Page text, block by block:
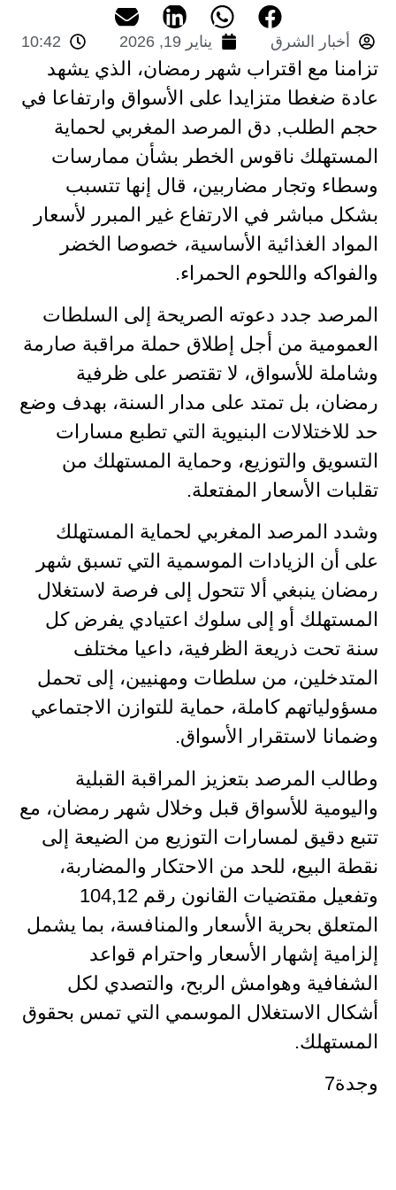
أخبار الشرق يناير 19, 2026 10:42
تزامنا مع اقتراب شهر رمضان، الذي يشهد
عادة ضغطا متزايدا على الأسواق وارتفاعا في
حجم الطلب, دق المرصد المغربي لحماية
المستهلك ناقوس الخطر بشأن ممارسات
وسطاء وتجار مضاربين، قال إنها تتسبب
بشكل مباشر في الارتفاع غير المبرر لأسعار
المواد الغذائية الأساسية، خصوصا الخضر
والفواكه واللحوم الحمراء.
المرصد جدد دعوته الصريحة إلى السلطات
العمومية من أجل إطلاق حملة مراقبة صارمة
وشاملة للأسواق، لا تقتصر على ظرفية
رمضان، بل تمتد على مدار السنة، بهدف وضع
حد للاختلالات البنيوية التي تطبع مسارات
التسويق والتوزيع، وحماية المستهلك من
تقلبات الأسعار المفتعلة.
وشدد المرصد المغربي لحماية المستهلك
على أن الزيادات الموسمية التي تسبق شهر
رمضان ينبغي ألا تتحول إلى فرصة لاستغلال
المستهلك أو إلى سلوك اعتيادي يفرض كل
سنة تحت ذريعة الظرفية، داعيا مختلف
المتدخلين، من سلطات ومهنيين، إلى تحمل
مسؤولياتهم كاملة، حماية للتوازن الاجتماعي
وضمانا لاستقرار الأسواق.
وطالب المرصد بتعزيز المراقبة القبلية
واليومية للأسواق قبل وخلال شهر رمضان، مع
تتبع دقيق لمسارات التوزيع من الضيعة إلى
نقطة البيع، للحد من الاحتكار والمضاربة،
وتفعيل مقتضيات القانون رقم 104,12
المتعلق بحرية الأسعار والمنافسة، بما يشمل
إلزامية إشهار الأسعار واحترام قواعد
الشفافية وهوامش الربح، والتصدي لكل
أشكال الاستغلال الموسمي التي تمس بحقوق
المستهلك.
وجدة7